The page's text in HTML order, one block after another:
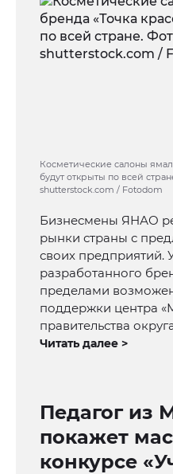
Косметические салоны
будут открыты по всей
shutterstock.com / Fotodom
Бизнесмены ЯНАО
рынки страны с
своих предприятий.
разработанного
пределами
поддержки центра
правительства
Читать далее >
Педагог из
покажет
конкурсе